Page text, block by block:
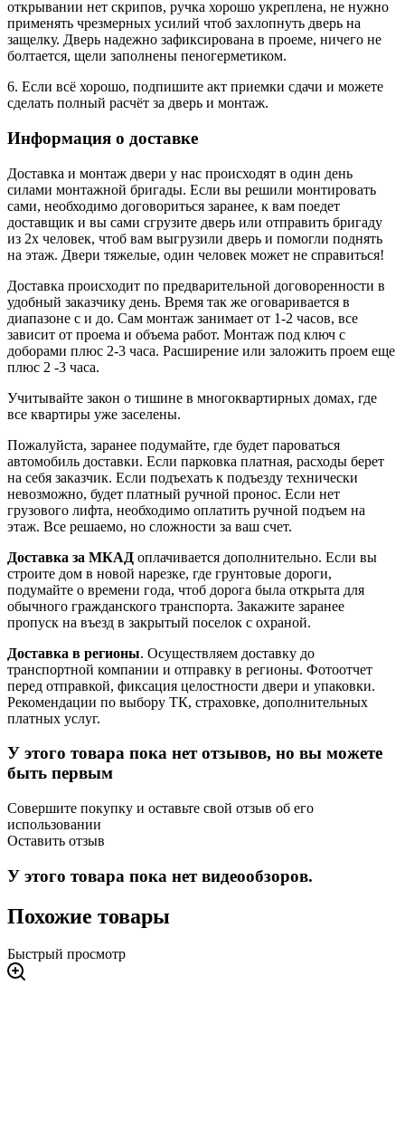
открывании нет скрипов, ручка хорошо укреплена, не нужно
применять чрезмерных усилий чтоб захлопнуть дверь на
защелку. Дверь надежно зафиксирована в проеме, ничего не
болтается, щели заполнены пеногерметиком.
6. Если всё хорошо, подпишите акт приемки сдачи и можете
сделать полный расчёт за дверь и монтаж.
Информация о доставке
Доставка и монтаж двери у нас происходят в один день
силами монтажной бригады. Если вы решили монтировать
сами, необходимо договориться заранее, к вам поедет
доставщик и вы сами сгрузите дверь или отправить бригаду
из 2х человек, чтоб вам выгрузили дверь и помогли поднять
на этаж. Двери тяжелые, один человек может не справиться!
Доставка происходит по предварительной договоренности в
удобный заказчику день. Время так же оговаривается в
диапазоне с и до. Сам монтаж занимает от 1-2 часов, все
зависит от проема и объема работ. Монтаж под ключ с
доборами плюс 2-3 часа. Расширение или заложить проем еще
плюс 2 -3 часа.
Учитывайте закон о тишине в многоквартирных домах, где
все квартиры уже заселены.
Пожалуйста, заранее подумайте, где будет пароваться
автомобиль доставки. Если парковка платная, расходы берет
на себя заказчик. Если подъехать к подъезду технически
невозможно, будет платный ручной пронос. Если нет
грузового лифта, необходимо оплатить ручной подъем на
этаж. Все решаемо, но сложности за ваш счет.
Доставка за МКАД оплачивается дополнительно. Если вы
строите дом в новой нарезке, где грунтовые дороги,
подумайте о времени года, чтоб дорога была открыта для
обычного гражданского транспорта. Закажите заранее
пропуск на въезд в закрытый поселок с охраной.
Доставка в регионы. Осуществляем доставку до
транспортной компании и отправку в регионы. Фотоотчет
перед отправкой, фиксация целостности двери и упаковки.
Рекомендации по выбору ТК, страховке, дополнительных
платных услуг.
У этого товара пока нет отзывов, но вы можете
быть первым
Совершите покупку и оставьте свой отзыв об его
использовании
Оставить отзыв
У этого товара пока нет видеообзоров.
Похожие товары
Быстрый просмотр